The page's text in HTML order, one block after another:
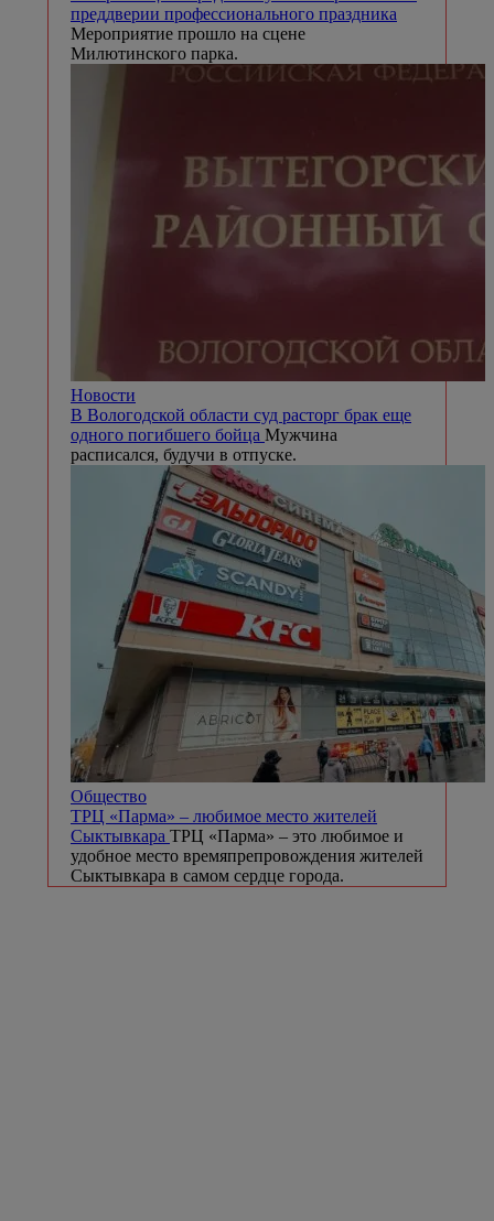
преддверии профессионального праздника
Мероприятие прошло на сцене
Милютинского парка.
Новости
В Вологодской области суд расторг брак еще
одного погибшего бойца Мужчина
расписался, будучи в отпуске.
Общество
ТРЦ «Парма» – любимое место жителей
Сыктывкара ТРЦ «Парма» – это любимое и
удобное место времяпрепровождения жителей
Сыктывкара в самом сердце города.